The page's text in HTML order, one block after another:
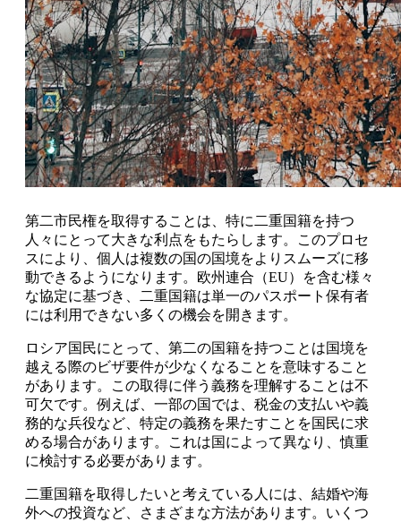
第二市民権を取得することは、特に二重国籍を持つ
人々にとって大きな利点をもたらします。このプロセ
スにより、個人は複数の国の国境をよりスムーズに移
動できるようになります。欧州連合（EU）を含む様々
な協定に基づき、二重国籍は単一のパスポート保有者
には利用できない多くの機会を開きます。
ロシア国民にとって、第二の国籍を持つことは国境を
越える際のビザ要件が少なくなることを意味すること
があります。この取得に伴う義務を理解することは不
可欠です。例えば、一部の国では、税金の支払いや義
務的な兵役など、特定の義務を果たすことを国民に求
める場合があります。これは国によって異なり、慎重
に検討する必要があります。
二重国籍を取得したいと考えている人には、結婚や海
外への投資など、さまざまな方法があります。いくつ